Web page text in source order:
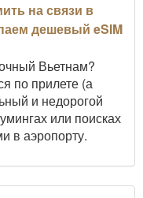
на связи в
дешевый eSIM
Вьетнам?
по прилете (а
и недорогой
или поисках
в аэропорту.